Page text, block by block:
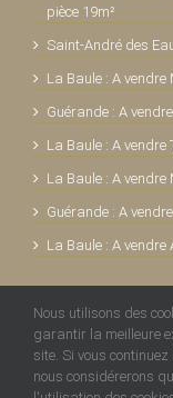
pièce 19m²
Saint-André des
La Baule : A vendre
Guérande : A
La Baule : A vendre
La Baule : A vendre
Guérande : A
La Baule : A vendre
Nous utilisons des
garantir la meilleure
site. Si vous
nous considérerons